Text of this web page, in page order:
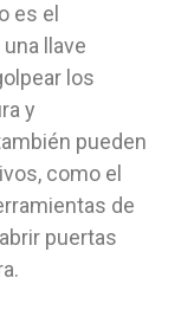
es el
llave
los
y
pueden
como el
de
puertas